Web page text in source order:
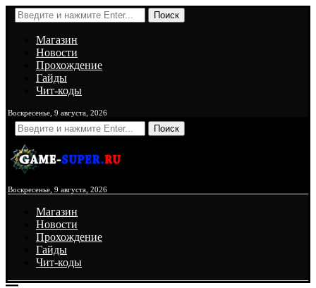
Поиск
Магазин
Новости
Прохождение
Гайды
Чит-коды
Воскресенье, 9 августа, 2026
Поиск
Воскресенье, 9 августа, 2026
Магазин
Новости
Прохождение
Гайды
Чит-коды